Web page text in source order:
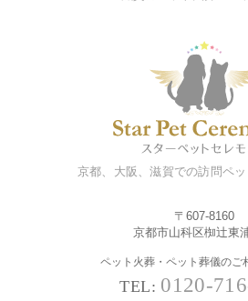
京都、大阪、滋賀での訪問ペ
〒607-8160
京都市山科区椥辻東
ペット火葬・ペット葬儀のご
TEL: 0120-